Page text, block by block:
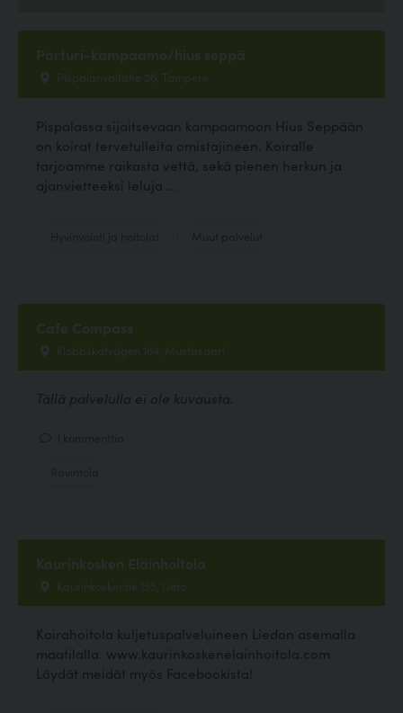
Parturi-kampaamo/hius seppä
Pispalanvaltatie 56, Tampere
Pispalassa sijaitsevaan kampaamoon Hius Seppään
on koirat tervetulleita omistajineen. Koiralle
tarjoamme raikasta vettä, sekä pienen herkun ja
ajanvietteeksi leluja ...
Cafe Compass
Klobbskatvägen 164, Mustasaari
Tällä palvelulla ei ole kuvausta.
Kaurinkosken Eläinhoitola
Kaurinkoskentie 155, Lieto
Koirahoitola kuljetuspalveluineen Liedon asemalla
maatilalla. www.kaurinkoskenelainhoitola.com
Löydät meidät myös Facebookista!